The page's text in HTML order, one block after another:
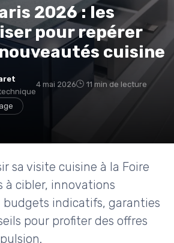
2026 : les
pour repérer
cuisine
4 mai 2026 11 min de lecture
sa visite cuisine à la Foire
à cibler, innovations
indicatifs, garanties
pour profiter des offres